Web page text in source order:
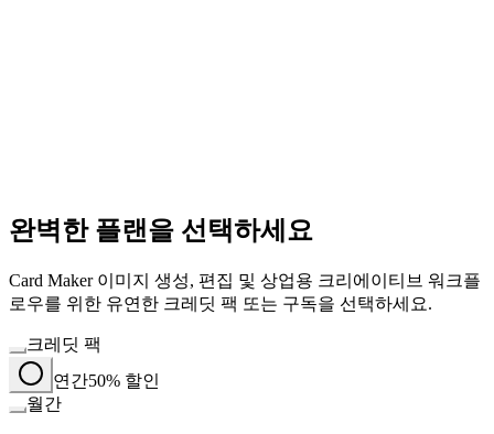
완벽한 플랜을 선택하세요
Card Maker 이미지 생성, 편집 및 상업용 크리에이티브 워크플
로우를 위한 유연한 크레딧 팩 또는 구독을 선택하세요.
크레딧 팩
연간50% 할인
월간